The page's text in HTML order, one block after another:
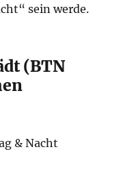
sein werde.
(BTN
& Nacht